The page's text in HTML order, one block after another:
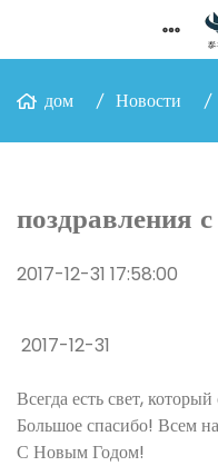
дом Новости
поздравления
2017-12-31 17:58:00
2017-12-31
Всегда есть свет,
Большое спасибо! Всем
С Новым Годом!